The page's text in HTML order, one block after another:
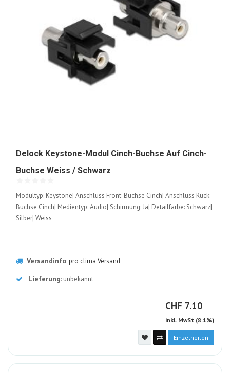
Delock Keystone-Modul Cinch-Buchse Auf Cinch-
Buchse Weiss / Schwarz
Modultyp: Keystone| Anschluss Front: Buchse Cinch| Anschluss Rück:
Buchse Cinch| Medientyp: Audio| Schirmung: Ja| Detailfarbe: Schwarz|
Silber| Weiss
Versandinfo:pro clima Versand
Lieferung: unbekannt
CHF CHF
7.10
inkl. MwSt (8.1%)
Einzelheiten